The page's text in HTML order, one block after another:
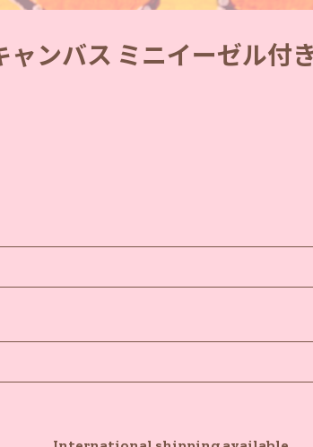
ンバス ミニイーゼル付